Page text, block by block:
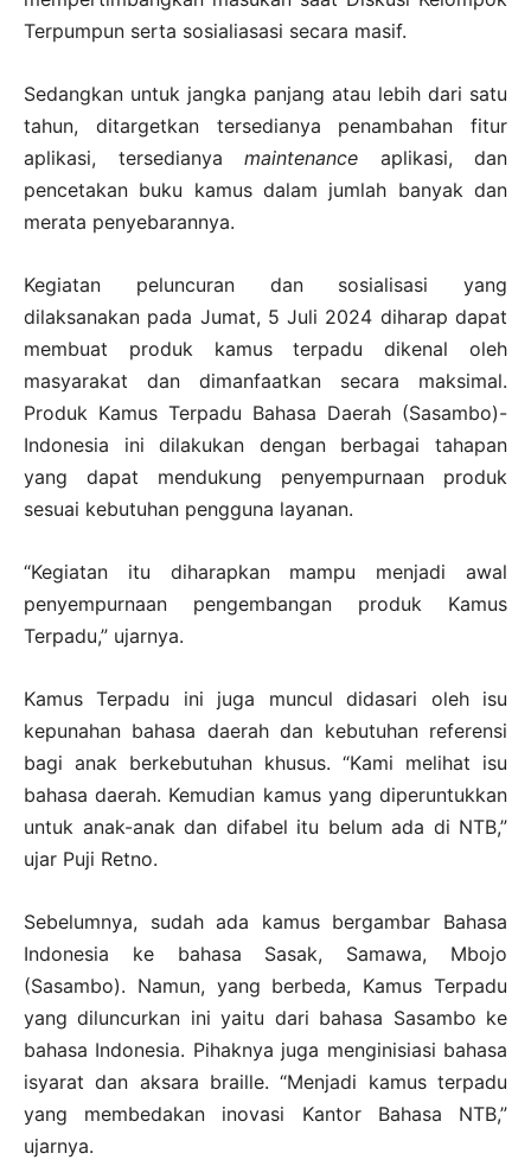
Terpumpun serta sosialiasasi secara masif.
Sedangkan untuk jangka panjang atau lebih dari satu
tahun, ditargetkan tersedianya penambahan fitur
aplikasi, tersedianya maintenance aplikasi, dan
pencetakan buku kamus dalam jumlah banyak dan
merata penyebarannya.
Kegiatan peluncuran dan sosialisasi yang
dilaksanakan pada Jumat, 5 Juli 2024 diharap dapat
membuat produk kamus terpadu dikenal oleh
masyarakat dan dimanfaatkan secara maksimal.
Produk Kamus Terpadu Bahasa Daerah (Sasambo)-
Indonesia ini dilakukan dengan berbagai tahapan
yang dapat mendukung penyempurnaan produk
sesuai kebutuhan pengguna layanan.
“Kegiatan itu diharapkan mampu menjadi awal
penyempurnaan pengembangan produk Kamus
Terpadu,” ujarnya.
Kamus Terpadu ini juga muncul didasari oleh isu
kepunahan bahasa daerah dan kebutuhan referensi
bagi anak berkebutuhan khusus. “Kami melihat isu
bahasa daerah. Kemudian kamus yang diperuntukkan
untuk anak-anak dan difabel itu belum ada di NTB,”
ujar Puji Retno.
Sebelumnya, sudah ada kamus bergambar Bahasa
Indonesia ke bahasa Sasak, Samawa, Mbojo
(Sasambo). Namun, yang berbeda, Kamus Terpadu
yang diluncurkan ini yaitu dari bahasa Sasambo ke
bahasa Indonesia. Pihaknya juga menginisiasi bahasa
isyarat dan aksara braille. “Menjadi kamus terpadu
yang membedakan inovasi Kantor Bahasa NTB,”
ujarnya.